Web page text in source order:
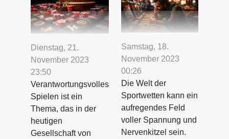
Dienstag, 21.
November 2023
23:50
Verantwortungsvolles
Spielen ist ein
Thema, das in der
heutigen
Gesellschaft von
Samstag, 18.
November 2023
00:26
Die Welt der
Sportwetten kann ein
aufregendes Feld
voller Spannung und
Nervenkitzel sein.